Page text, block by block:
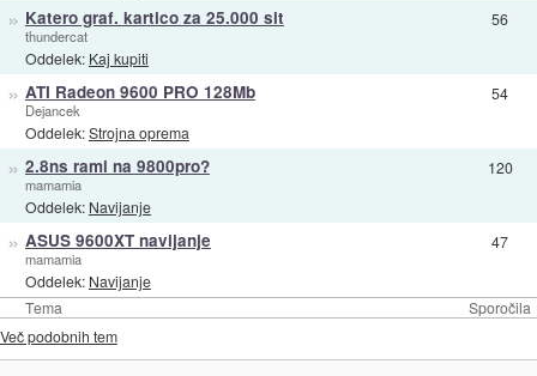
Tema Sporočila
» Katero graf. kartico za 25.000 sit
thundercat
Oddelek: Kaj kupiti
56
» ATI Radeon 9600 PRO 128Mb
Dejancek
Oddelek:Strojna oprema
54
» 2.8ns rami na 9800pro?
mamamia
Oddelek: Navijanje
120
» ASUS 9600XT navijanje
mamamia
Oddelek: Navijanje
47
Več podobnih tem